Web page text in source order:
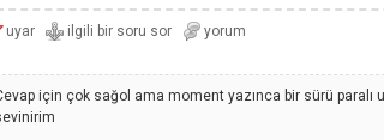
için çok sağol ama moment yazınca bir sürü paralı